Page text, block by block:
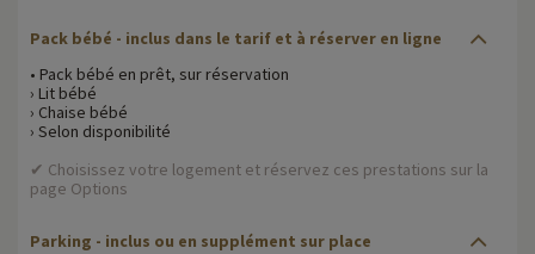
Pack bébé - inclus dans le tarif et à réserver en ligne
• Pack bébé en prêt, sur réservation
› Lit bébé
› Chaise bébé
› Selon disponibilité
✔ Choisissez votre logement et réservez ces prestations sur la
page Options
Parking - inclus ou en supplément sur place